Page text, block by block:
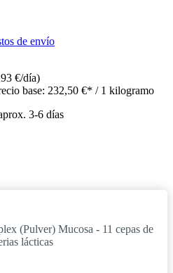
de envío
€/día)
base: 232,50 €* / 1 kilogramo
3-6 días
(Pulver) Mucosa - 11 cepas de
lácticas